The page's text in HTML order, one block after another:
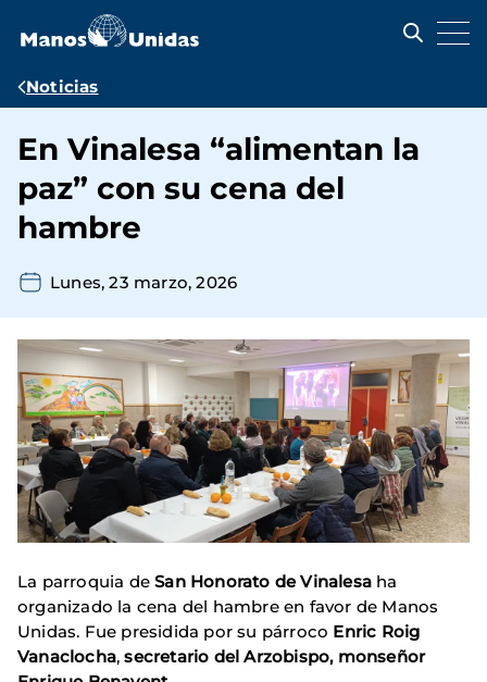
contenido
Ruta
navegación
Noticias
En Vinalesa “alimentan la
paz” con su cena del
hambre
Lunes, 23 marzo, 2026
La parroquia deSan Honorato de Vinalesa ha
organizado la cena del hambre en favor de Manos
Unidas. Fue presidida por su párroco Enric Roig
Vanaclocha,secretario del Arzobispo, monseñor